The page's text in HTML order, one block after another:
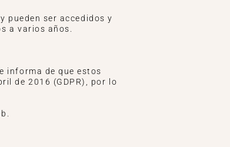
pueden ser accedidos y
a varios años.
informa de que estos
de 2016 (GDPR), por lo